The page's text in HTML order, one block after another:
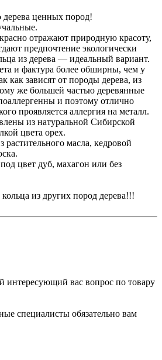
дерева ценных пород!
отражают природную красоту,
предпочтение экологически
из дерева — идеальный вариант.
и фактура более обширны, чем у
как зависят от породы дерева, из
же большей частью деревянные
и поэтому отлично
проявляется аллергия на металл.
из натуральной Сибирской
цвета орех.
растительного масла, кедровой
цвет дуб, махагон или без
из других пород дерева!!!
интересующий вас вопрос по товару
специалисты обязательно вам